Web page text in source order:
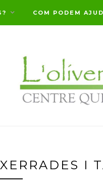
COM PODEM
I